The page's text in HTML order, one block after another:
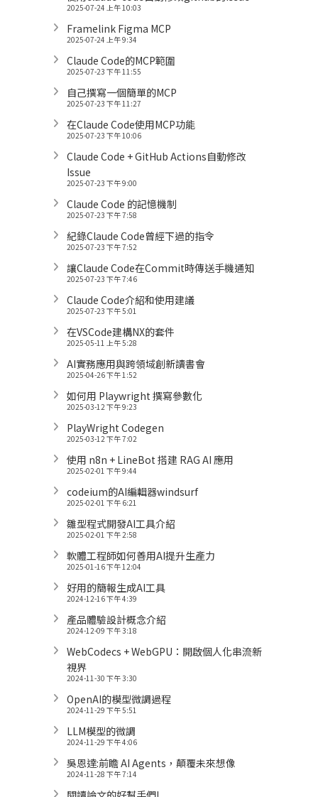
2025-07-24 上午 10:03
Framelink Figma MCP
2025-07-24 上午 9:34
Claude Code的MCP範圍
2025-07-23 下午 11:55
自己撰寫一個簡單的MCP
2025-07-23 下午 11:27
在Claude Code使用MCP功能
2025-07-23 下午 10:06
Claude Code + GitHub Actions自動修改
Issue
2025-07-23 下午 9:00
Claude Code 的記憶機制
2025-07-23 下午 7:58
紀錄Claude Code曾經下過的指令
2025-07-23 下午 7:52
讓Claude Code在Commit時傳送手機通知
2025-07-23 下午 7:46
Claude Code介紹和使用建議
2025-07-23 下午 5:01
在VSCode建構NX的套件
2025-05-11 上午 5:28
AI實務應用與跨領域創新讀書會
2025-04-26 下午 1:52
如何用 Playwright 撰寫參數化
2025-03-12 下午 9:23
PlayWright Codegen
2025-03-12 下午 7:02
使用 n8n + LineBot 搭建 RAG AI 應用
2025-02-01 下午 9:44
codeium的AI編輯器windsurf
2025-02-01 下午 6:21
雛型程式開發AI工具介紹
2025-02-01 下午 2:58
軟體工程師如何善用AI提升生產力
2025-01-16 下午 12:04
好用的簡報生成AI工具
2024-12-16 下午 4:39
產品體驗設計概念介紹
2024-12-09 下午 3:18
WebCodecs + WebGPU：開啟個人化串流新
視界
2024-11-30 下午 3:30
OpenAI的模型微調過程
2024-11-29 下午 5:51
LLM模型的微調
2024-11-29 下午 4:06
吳恩達:前瞻 AI Agents，顛覆未來想像
2024-11-28 下午 7:14